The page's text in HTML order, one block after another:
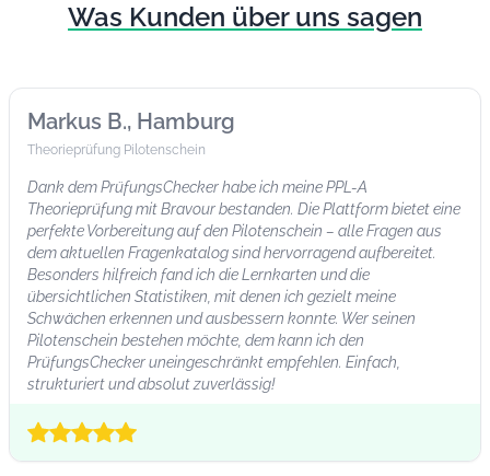
Was Kunden über uns sagen
Markus B., Hamburg
Theorieprüfung Pilotenschein
Dank dem PrüfungsChecker habe ich meine PPL-A
Theorieprüfung mit Bravour bestanden. Die Plattform bietet eine
perfekte Vorbereitung auf den Pilotenschein – alle Fragen aus
dem aktuellen Fragenkatalog sind hervorragend aufbereitet.
Besonders hilfreich fand ich die Lernkarten und die
übersichtlichen Statistiken, mit denen ich gezielt meine
Schwächen erkennen und ausbessern konnte. Wer seinen
Pilotenschein bestehen möchte, dem kann ich den
PrüfungsChecker uneingeschränkt empfehlen. Einfach,
strukturiert und absolut zuverlässig!